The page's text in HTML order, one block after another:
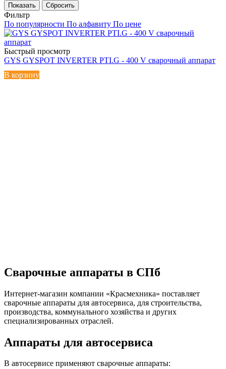
Сбросить
Фильтр
По популярности По алфавиту По цене
Быстрый просмотр
GYS GYSPOT INVERTER PTI.G - 400 V сварочный аппарат
В корзину
Сварочные аппараты в СПб
Интернет-магазин компании «Красмехника» поставляет
сварочные аппараты для автосервиса, для строительства,
производства, коммунального хозяйства и других
специализированных отраслей.
Аппараты для автосервиса
В автосервисе применяют сварочные аппараты: